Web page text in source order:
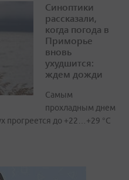
Синоптики
рассказали,
когда погода в
Приморье
вновь
ухудшится:
ждем дожди
Самым
прохладным днем
прогреется до +22…+29 °С